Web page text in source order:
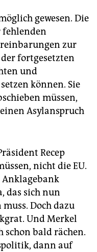
gewesen. Die
fehlenden
zur
fortgesetzten
und
können. Sie
müssen,
Asylanspruch
Recep
nicht die EU.
das sich nun
Doch dazu
Und Merkel
schon bald rächen.
dann auf